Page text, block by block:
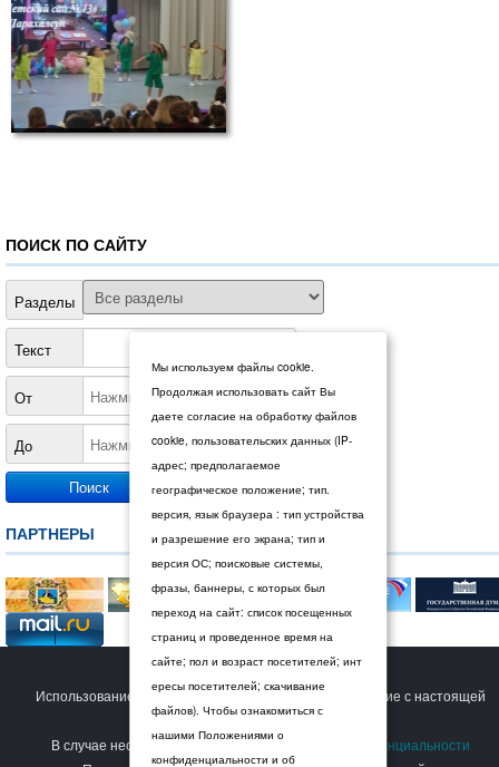
ПОИСК ПО САЙТУ
Разделы
Текст
От
До
ПАРТНЕРЫ
© 2026 Дума Ставропольского края.
Использование сайта Пользователем означает согласие с настоящей
Политикой конфиденциальности
В случае несогласия с условиямиПолитики конфиденциальности
Мы используем файлы cookie.
Продолжая использовать сайт Вы
даете согласие на обработку файлов
cookie, пользовательских данных (IP-
адрес; предполагаемое
географическое положение; тип.
версия, язык браузера : тип устройства
и разрешение его экрана; тип и
версия ОС; поисковые системы,
фразы, баннеры, с которых был
переход на сайт: список посещенных
страниц и проведенное время на
сайте; пол и возраст посетителей; инт
ересы посетителей; скачивание
файлов). Чтобы ознакомиться с
нашими Положениями о
конфиденциальности и об